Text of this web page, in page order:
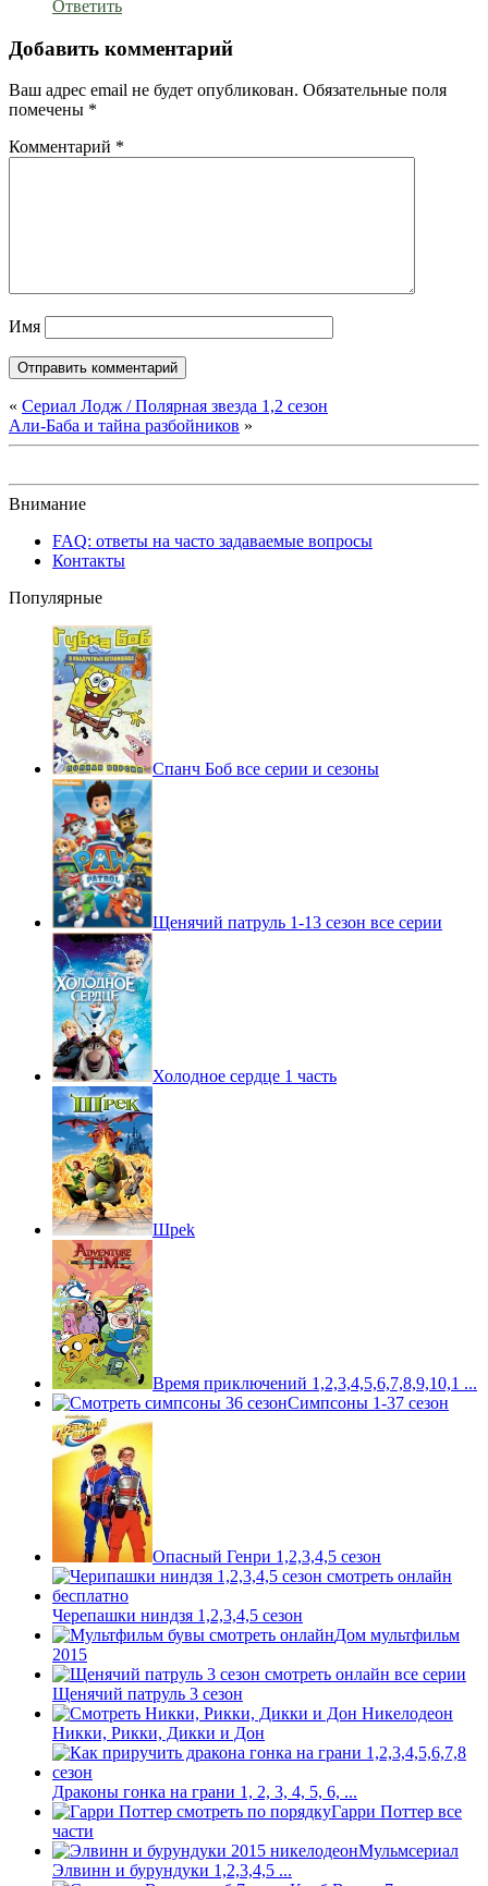
Ответить
Добавить комментарий
Ваш адрес email не будет опубликован. Обязательные поля
помечены *
Комментарий *
Имя
« Сериал Лодж / Полярная звезда 1,2 сезон
Али-Баба и тайна разбойников »
Внимание
FAQ: ответы на часто задаваемые вопросы
Контакты
Популярные
Спанч Боб все серии и сезоны
Щенячий патруль 1-13 сезон все серии
Холодное сердце 1 часть
Шpek
Время приключений 1,2,3,4,5,6,7,8,9,10,1 ...
Симпсоны 1-37 сезон
Опасный Генри 1,2,3,4,5 сезон
Черепашки ниндзя 1,2,3,4,5 сезон
Дом мультфильм
2015
Щенячий патруль 3 сезон
Никки, Рикки, Дикки и Дон
Драконы гонка на грани 1, 2, 3, 4, 5, 6, ...
Гарри Поттер все
части
Мульмсериал
Элвинн и бурундуки 1,2,3,4,5 ...